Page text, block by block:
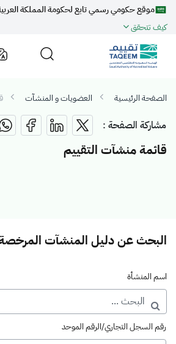
موقع حكومي رسمي تابع لحكومة المملكة
كيف تتحقق
الصفحة الرئيسية العضويات و المنشآت
مشاركة الصفحة :
قائمة منشآت التقييم
البحث عن دليل المنشآت
اسم المنشأة
رقم السجل التجاري/الرقم الموحد